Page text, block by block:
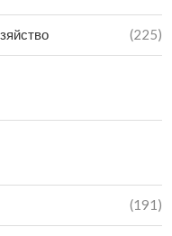
(225)
(191)